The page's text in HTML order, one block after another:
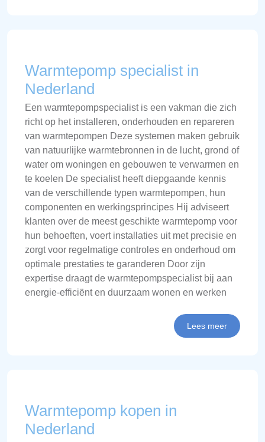
Warmtepomp specialist in
Nederland
Een warmtepompspecialist is een vakman die zich
richt op het installeren, onderhouden en repareren
van warmtepompen Deze systemen maken gebruik
van natuurlijke warmtebronnen in de lucht, grond of
water om woningen en gebouwen te verwarmen en
te koelen De specialist heeft diepgaande kennis
van de verschillende typen warmtepompen, hun
componenten en werkingsprincipes Hij adviseert
klanten over de meest geschikte warmtepomp voor
hun behoeften, voert installaties uit met precisie en
zorgt voor regelmatige controles en onderhoud om
optimale prestaties te garanderen Door zijn
expertise draagt de warmtepompspecialist bij aan
energie-efficiënt en duurzaam wonen en werken
Lees meer
Warmtepomp kopen in
Nederland